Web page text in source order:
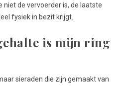
niet de vervoerder is, de laatste
fysiek in bezit krijgt.
is mijn ring
sieraden die zijn gemaakt van